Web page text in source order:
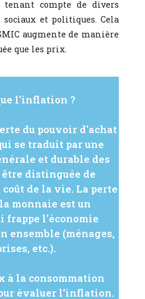
compte de divers
sociaux et politiques. Cela
augmente de manière
que les prix.
l'inflation ?
du pouvoir d'achat
se traduit par une
et durable des
distinguée de
de la vie. La perte
monnaie est un
frappe l'économie
ensemble (ménages,
etc.).
à la consommation
évaluer l’inflation.